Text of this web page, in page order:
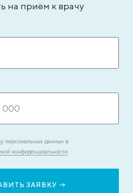
на приём к врачу
персональных данных в
конфиденциальности